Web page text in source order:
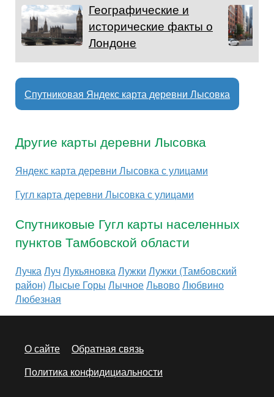
Географические и
исторические факты о
Лондоне
Спутниковая Яндекс карта деревни Лысовка
Другие карты деревни Лысовка
Яндекс карта деревни Лысовка с улицами
Гугл карта деревни Лысовка с улицами
Спутниковые Гугл карты населенных
пунктов Тамбовской области
Лучка ЛучЛукьяновка Лужки Лужки (Тамбовский
район) Лысые Горы ЛычноеЛьвовоЛюбвино
Любезная
О сайте
Обратная связь
Политика конфидициальности